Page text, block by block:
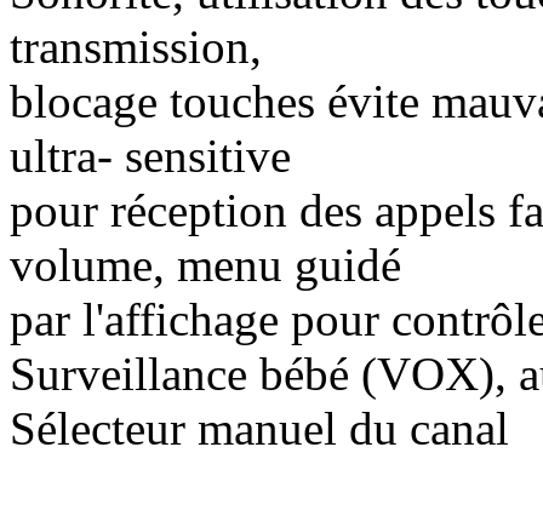
transmission,
blocage touches évite
ultra- sensitive
pour réception des appels
volume, menu guidé
par l'affichage pour
Surveillance bébé (VOX),
Sélecteur manuel du canal